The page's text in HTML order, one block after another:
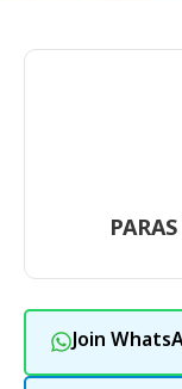
Join